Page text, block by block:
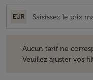
EUR
Aucun tarif ne
Veuillez ajuster vos